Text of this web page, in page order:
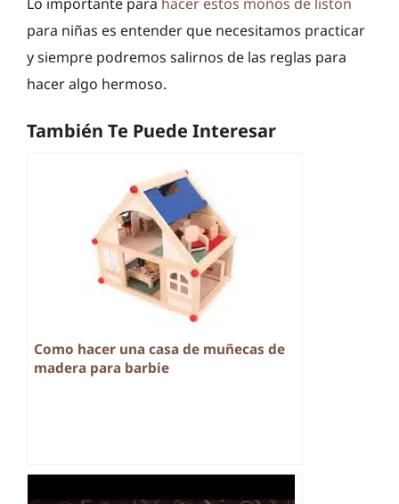
para niñas es entender que necesitamos practicar
y siempre podremos salirnos de las reglas para
hacer algo hermoso.
También Te Puede Interesar
Como hacer una casa de muñecas de
madera para barbie